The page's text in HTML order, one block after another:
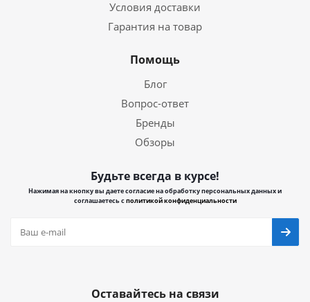
Условия доставки
Гарантия на товар
Помощь
Блог
Вопрос-ответ
Бренды
Обзоры
Будьте всегда в курсе!
Нажимая на кнопку вы даете согласие на обработку персональных данных и
соглашаетесь сполитикой конфиденциальности
Оставайтесь на связи